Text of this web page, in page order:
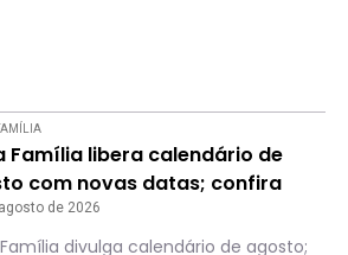
Família libera calendário de
com novas datas; confira
perder o dia
de 2026
divulga calendário de agosto;